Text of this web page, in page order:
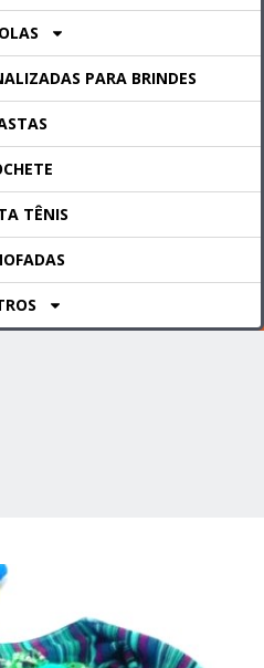
PARA BRINDES
TÊNIS